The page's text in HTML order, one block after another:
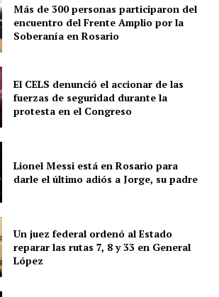
Más de 300 personas participaron del
encuentro del Frente Amplio por la
Soberanía en Rosario
El CELS denunció el accionar de las
fuerzas de seguridad durante la
protesta en el Congreso
Lionel Messi está en Rosario para
darle el último adiós a Jorge, su padre
Un juez federal ordenó al Estado
reparar las rutas 7, 8 y 33 en General
López